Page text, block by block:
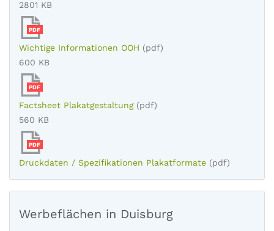
2801 KB
PDF
Wichtige Informationen OOH (pdf)
600 KB
PDF
Factsheet Plakatgestaltung (pdf)
560 KB
PDF
Druckdaten / Spezifikationen Plakatformate (pdf)
Werbeflächen in Duisburg